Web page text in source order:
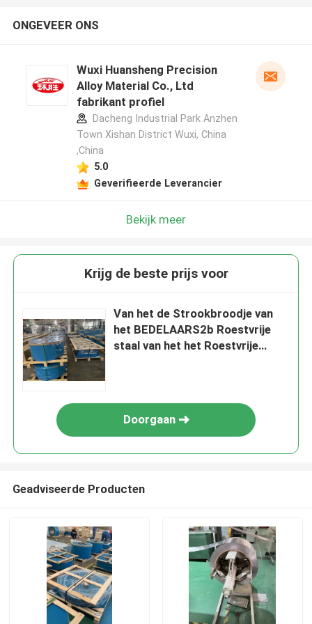
ONGEVEER ONS
Wuxi Huansheng Precision
Alloy Material Co., Ltd
fabrikant profiel
Dacheng Industrial Park Anzhen
Town Xishan District Wuxi, China
,China
5.0
Geverifieerde Leverancier
Bekijk meer
Krijg de beste prijs voor
Van het de Strookbroodje van
het BEDELAARS2b Roestvrije
staal van het het Roestvrije
Doorgaan
Geadviseerde Producten